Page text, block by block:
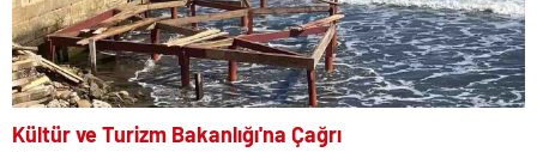
Kültür ve Turizm Bakanlığı'na Çağrı